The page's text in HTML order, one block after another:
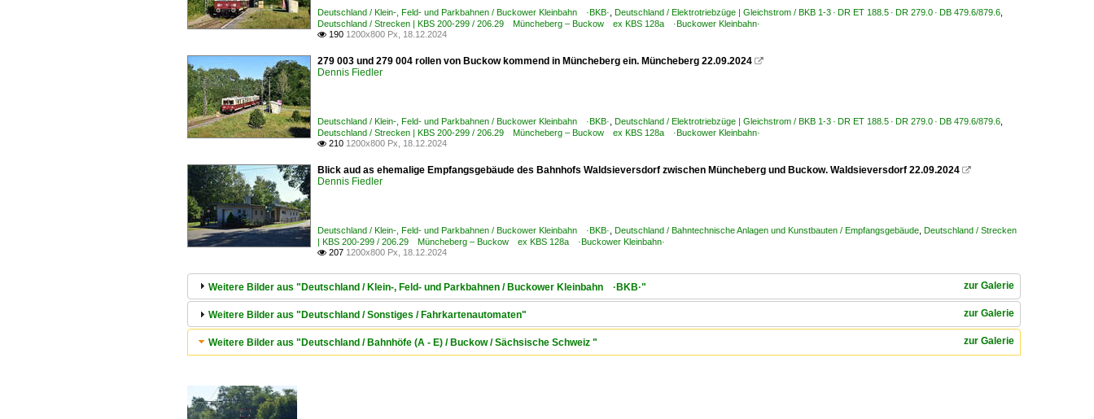
Deutschland / Klein-, Feld- und Parkbahnen / Buckower Kleinbahn ·BKB· Deutschland / Elektrotriebzüge | Gleichstrom / BKB 1-3 · DR ET 188.5 · DR 279.0 · DB 479.6/879.6
Deutschland / Strecken | KBS 200-299 / 206.29 Müncheberg – Buckow ex KBS 128a ·Buckower Kleinbahn·
 190 1200x800 Px, 18.12.2024
279 003 und 279 004 rollen von Buckow kommend in Müncheberg ein. Müncheberg 22.09.2024 
Dennis Fiedler
Deutschland / Klein-, Feld- und Parkbahnen / Buckower Kleinbahn ·BKB· Deutschland / Elektrotriebzüge | Gleichstrom / BKB 1-3 · DR ET 188.5 · DR 279.0 · DB 479.6/879.6
Deutschland / Strecken | KBS 200-299 / 206.29 Müncheberg – Buckow ex KBS 128a ·Buckower Kleinbahn·
 210 1200x800 Px, 18.12.2024
Blick aud as ehemalige Empfangsgebäude des Bahnhofs Waldsieversdorf zwischen Müncheberg und Buckow. Waldsieversdorf 22.09.2024 
Dennis Fiedler
Deutschland / Klein-, Feld- und Parkbahnen / Buckower Kleinbahn ·BKB· Deutschland / Bahntechnische Anlagen und Kunstbauten / Empfangsgebäude Deutschland / Strecken
| KBS 200-299 / 206.29 Müncheberg – Buckow ex KBS 128a ·Buckower Kleinbahn·
 207 1200x800 Px, 18.12.2024
zur Galerie
Weitere Bilder aus "Deutschland / Klein-, Feld- und Parkbahnen / Buckower Kleinbahn ·BKB·"
zur Galerie
Weitere Bilder aus "Deutschland / Sonstiges / Fahrkartenautomaten"
zur Galerie
Weitere Bilder aus "Deutschland / Bahnhöfe (A - E) / Buckow / Sächsische Schweiz "